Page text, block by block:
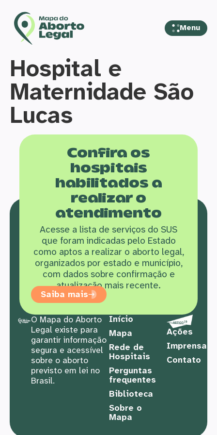
Menu
Hospital e
Maternidade São
Lucas
Confira os
hospitais
habilitados a
realizar o
atendimento
Acesse a lista de serviços do SUS
que foram indicadas pelo Estado
como aptos a realizar o aborto legal,
organizados por estado e município,
com dados sobre confirmação e
atualização mais recente.
Saiba mais
O Mapa do Aborto
Legal existe para
garantir informação
segura e acessível
sobre o aborto
previsto em lei no
Brasil.
Início
Mapa
Rede de
Hospitais
Perguntas
frequentes
Biblioteca
Sobre o
Mapa
Ações
Imprensa
Contato